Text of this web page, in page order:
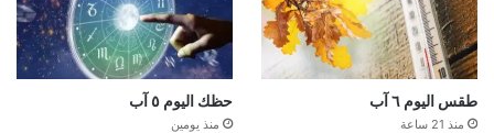
طقس اليوم ٦ آب
منذ 21 ساعة
حظك اليوم ٥ آب
منذ يومين